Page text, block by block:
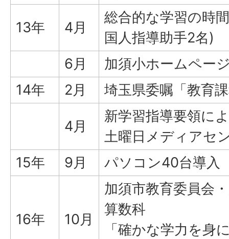
13年 4月
総合的な学習の時
国人指導助手2名)
6月
加須小ホームペー
14年
2月 埼玉県委嘱「教育
4月
新学習指導要領に
土曜日メディアセ
15年
9月 パソコン40台導入
16年 10月
加須市教育委員会
算数科
「確かな学力を身